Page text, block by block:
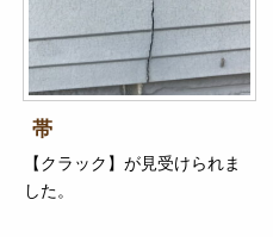
帯
【クラック】が見受けられま
した。